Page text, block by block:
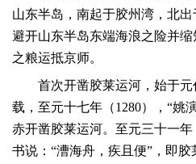
山东半岛，南起于胶州湾，北
避开山东半岛东端海浪之险并
之粮运抵京师。
首次开凿胶莱运河，始于
载，至元十七年（1280），“姚
赤开凿胶莱运河。至元三十一年
书说：“漕海舟，疾且便”，即